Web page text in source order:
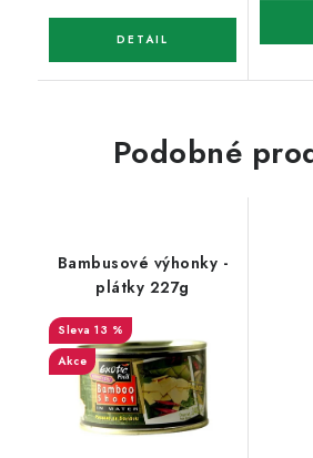
Podobné
Bambusové výhonky -
plátky 227g
13 %
Akce